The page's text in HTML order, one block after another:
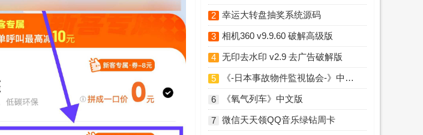
2 幸运大转盘抽奖系统源码
3 相机360 v9.9.60 破解高级版
4 无印去水印 v2.9 去广告破解版
5 《-日本事故物件監視協会-》中文版
6 《氧气列车》中文版
7 微信天天领QQ音乐绿钻周卡